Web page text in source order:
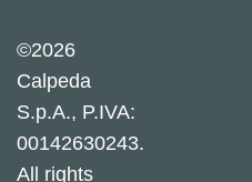
©2026
Calpeda
S.p.A., P.IVA:
00142630243.
All rights